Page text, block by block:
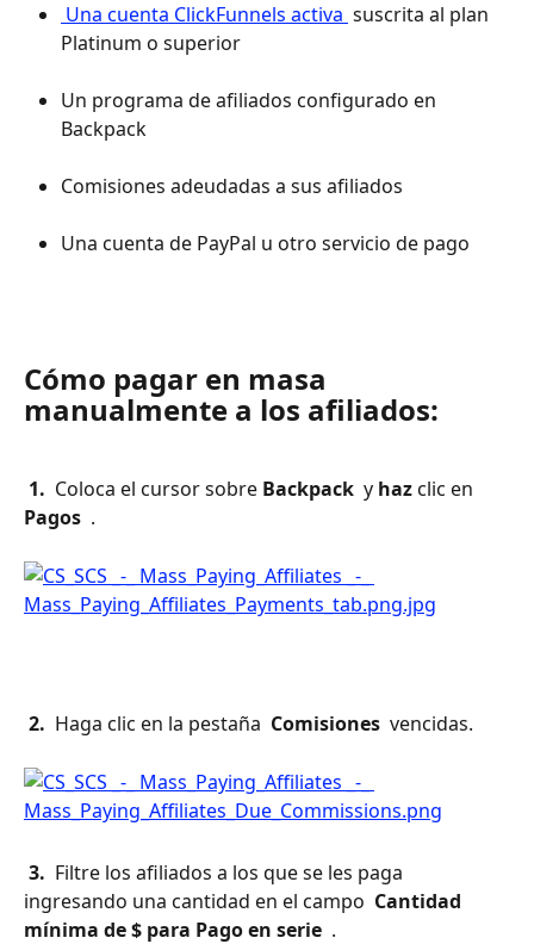
Una cuenta ClickFunnels activa suscrita al plan
Platinum o superior
Un programa de afiliados configurado en
Backpack
Comisiones adeudadas a sus afiliados
Una cuenta de PayPal u otro servicio de pago
Cómo pagar en masa
manualmente a los afiliados:
1. Coloca el cursor sobre Backpack y haz clic en
Pagos .
2. Haga clic en la pestaña Comisiones vencidas.
3. Filtre los afiliados a los que se les paga
ingresando una cantidad en el campo Cantidad
mínima de $ para Pago en serie .